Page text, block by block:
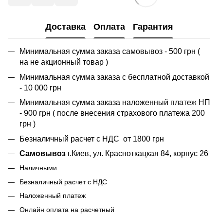
Доставка Оплата Гарантия
Минимальная сумма заказа самовывоз - 500 грн (
на не акционный товар )
Минимальная сумма заказа с бесплатной доставкой
- 10 000 грн
Минимальная сумма заказа наложенный платеж НП
- 900 грн ( после внесения страхового платежа 200
грн )
Безналичный расчет с НДС от 1800 грн
Самовывоз г.Киев, ул. Красноткацкая 84, корпус 26
Наличными
Безналичный расчет с НДС
Наложенный платеж
Онлайн оплата на расчетный